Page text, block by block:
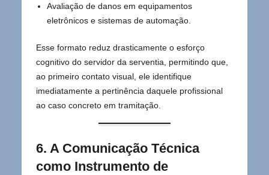
Avaliação de danos em equipamentos
eletrônicos e sistemas de automação.
Esse formato reduz drasticamente o esforço
cognitivo do servidor da serventia, permitindo que,
ao primeiro contato visual, ele identifique
imediatamente a pertinência daquele profissional
ao caso concreto em tramitação.
6. A Comunicação Técnica
como Instrumento de